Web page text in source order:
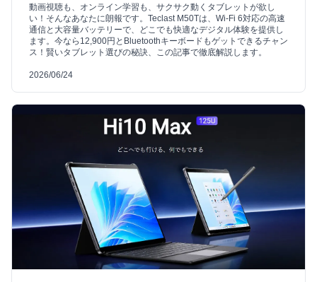
動画視聴も、オンライン学習も、サクサク動くタブレットが欲し
い！そんなあなたに朗報です。Teclast M50Tは、Wi-Fi 6対応の高速
通信と大容量バッテリーで、どこでも快適なデジタル体験を提供し
ます。今なら12,900円とBluetoothキーボードもゲットできるチャン
ス！賢いタブレット選びの秘訣、この記事で徹底解説します。
2026/06/24